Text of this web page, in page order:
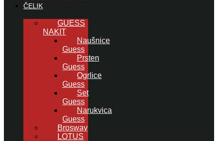
ČELIK
GUESS
NAKIT
Naušnice
Guess
Prsten
Guess
Ogrlice
Guess
Set
Guess
Narukvica
Guess
Brosway
LOTUS